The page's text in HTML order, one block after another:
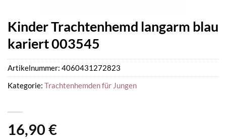
Kinder Trachtenhemd langarm blau
kariert 003545
16,90 €
Artikelnummer: 4060431272823
Kategorie: Trachtenhemden für Jungen